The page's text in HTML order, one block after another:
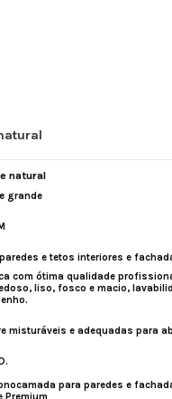
natural
grande
e tetos interiores e
com ótima qualidade
liso, fosco e macio,
misturáveis ​​e adequadas para
para paredes e
Premium